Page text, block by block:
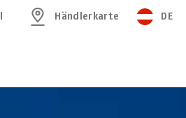
Händlerkarte DE